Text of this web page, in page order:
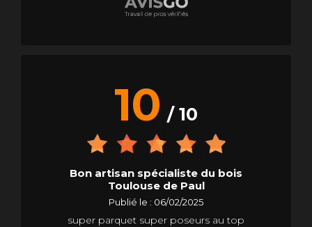
10 / 10
Bon artisan spécialiste du bois
Toulouse de Paul
Publié le : 06/02/2025
super parquet super poseurs au top